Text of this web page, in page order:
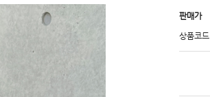
판매가
상품코드